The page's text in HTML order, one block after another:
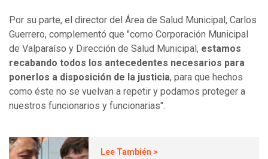
Por su parte, el director del Área de Salud Municipal, Carlos
Guerrero, complementó que "como Corporación Municipal
de Valparaíso y Dirección de Salud Municipal, estamos
recabando todos los antecedentes necesarios para
ponerlos a disposición de la justicia, para que hechos
como éste no se vuelvan a repetir y podamos proteger a
nuestros funcionarios y funcionarias".
Lee También >